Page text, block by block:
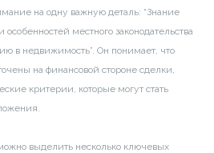
на одну важную деталь: “Знание
местного законодательства
в недвижимость”. Он понимает, что
на финансовой стороне сделки,
критерии, которые могут стать
выделить несколько ключевых